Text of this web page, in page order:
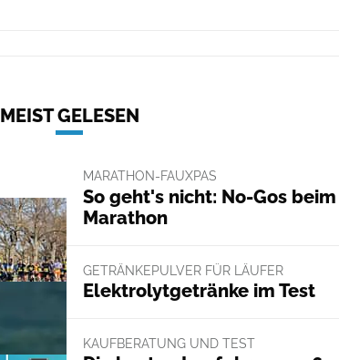
MEIST GELESEN
MARATHON-FAUXPAS
So geht's nicht: No-Gos beim
Marathon
GETRÄNKEPULVER FÜR LÄUFER
Elektrolytgetränke im Test
KAUFBERATUNG UND TEST